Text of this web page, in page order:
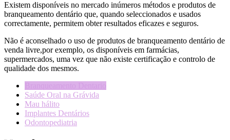
Existem disponíveis no mercado inúmeros métodos e produtos de
branqueamento dentário que, quando seleccionados e usados
correctamente, permitem obter resultados eficazes e seguros.
Não é aconselhado o uso de produtos de branqueamento dentário de
venda livre,por exemplo, os disponíveis em farmácias,
supermercados, uma vez que não existe certificação e controlo de
qualidade dos mesmos.
Saúde Oral na Grávida
Mau hálito
Implantes Dentários
Odontopediatria